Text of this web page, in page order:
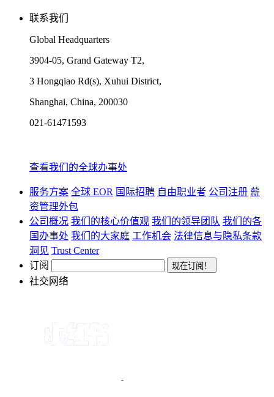
联系我们
Global Headquarters
3904-05, Grand Gateway T2,
3 Hongqiao Rd(s), Xuhui District,
Shanghai, China, 200030
021-61471593
查看我们的全球办事处
服务方案 全球 EOR 国际招聘 自由职业者 公司注册 薪
资管理外包
公司概况 我们的核心价值观 我们的领导团队 我们的各
国办事处 我们的大家庭 工作机会 法律信息与隐私条款
洞见 Trust Center
订阅
社交网络